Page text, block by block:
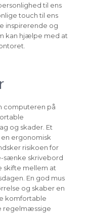
til ens
touch til ens
inspirerende og
kan hjælpe med at
computeren på
og skader. Et
ergonomisk
risikoen for
sænke skrivebord
skifte mellem at
En god mus
og skaber en
komfortable
regelmæssige